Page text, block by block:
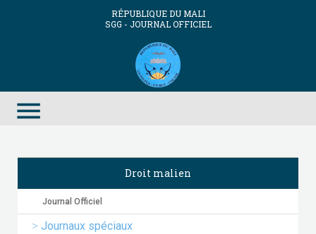
RÉPUBLIQUE DU MALI
SGG - JOURNAL OFFICIEL
menu
Droit malien
Journal Officiel
Journaux spéciaux